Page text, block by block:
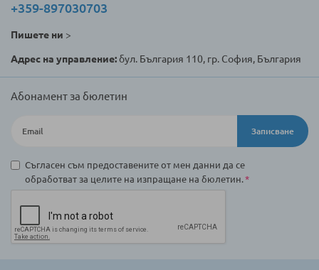
+359-897030703
Пишете ни >
Адрес на управление:бул. България 110, гр. София, България
Абонамент за бюлетин
Записване
Съгласен съм предоставените от мен данни да се
обработват за целите на изпращане на бюлетин.